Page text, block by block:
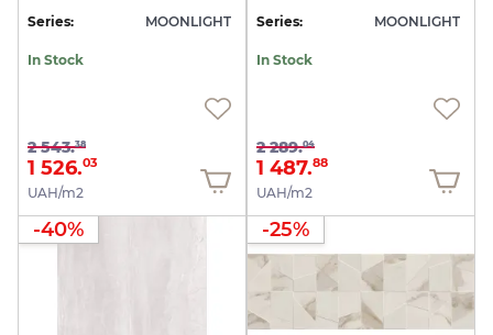
Series: MOONLIGHT
In Stock
2 543.38
1 526.03
UAH/m2
Series: MOONLIGHT
In Stock
2 289.04
1 487.88
UAH/m2
-40% -25%